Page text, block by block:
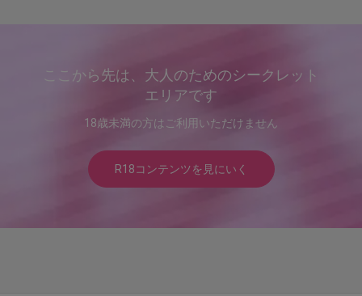
ここから先は、大人のためのシークレット
エリアです
18歳未満の方はご利用いただけません
R18コンテンツを見にいく